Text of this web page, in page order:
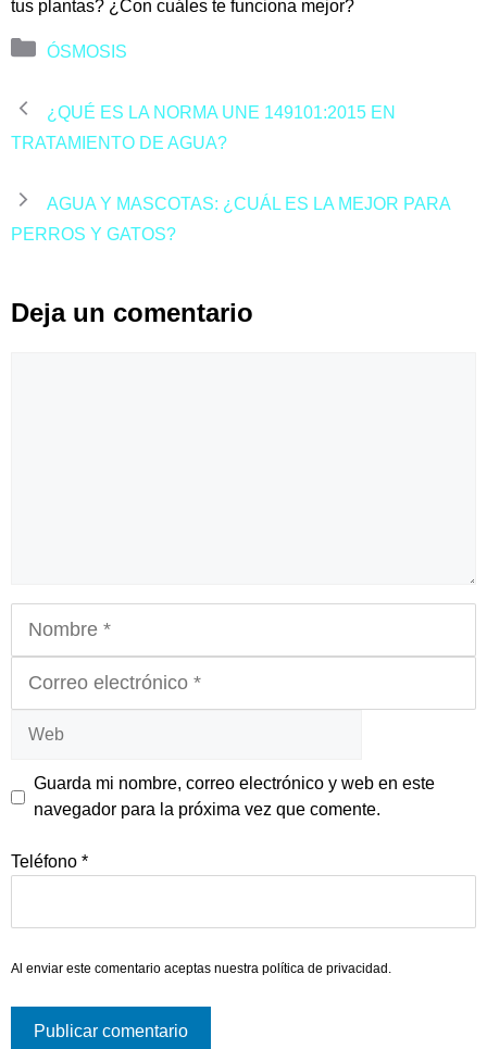
tus plantas? ¿Con cuáles te funciona mejor?
Categorías
ÓSMOSIS
¿QUÉ ES LA NORMA UNE 149101:2015 EN
TRATAMIENTO DE AGUA?
AGUA Y MASCOTAS: ¿CUÁL ES LA MEJOR PARA
PERROS Y GATOS?
Deja un comentario
electrónico
Guarda mi nombre, correo electrónico y web en este
navegador para la próxima vez que comente.
Teléfono *
Al enviar este comentario aceptas nuestra política de privacidad .